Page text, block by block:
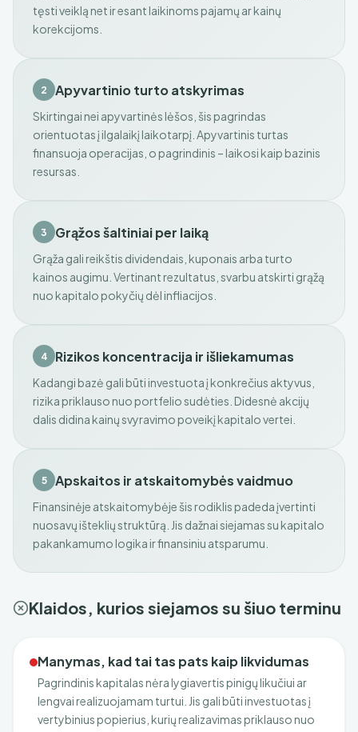
tęsti veiklą net ir esant laikinoms pajamų ar kainų
korekcijoms.
2 Apyvartinio turto atskyrimas
Skirtingai nei apyvartinės lėšos, šis pagrindas
orientuotas į ilgalaikį laikotarpį. Apyvartinis turtas
finansuoja operacijas, o pagrindinis – laikosi kaip bazinis
resursas.
3 Grąžos šaltiniai per laiką
Grąža gali reikštis dividendais, kuponais arba turto
kainos augimu. Vertinant rezultatus, svarbu atskirti grąžą
nuo kapitalo pokyčių dėl infliacijos.
4 Rizikos koncentracija ir išliekamumas
Kadangi bazė gali būti investuota į konkrečius aktyvus,
rizika priklauso nuo portfelio sudėties. Didesnė akcijų
dalis didina kainų svyravimo poveikį kapitalo vertei.
5 Apskaitos ir atskaitomybės vaidmuo
Finansinėje atskaitomybėje šis rodiklis padeda įvertinti
nuosavų išteklių struktūrą. Jis dažnai siejamas su kapitalo
pakankamumo logika ir finansiniu atsparumu.
Klaidos, kurios siejamos su šiuo terminu
Manymas, kad tai tas pats kaip likvidumas
Pagrindinis kapitalas nėra lygiavertis pinigų likučiui ar
lengvai realizuojamam turtui. Jis gali būti investuotas į
vertybinius popierius, kurių realizavimas priklauso nuo